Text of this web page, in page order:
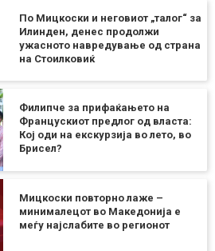
По Мицкоски и неговиот „талог“ за
Илинден, денес продолжи
ужасното навредување од страна
на Стоилковиќ
Филипче за прифаќањето на
Францускиот предлог од власта:
Кој оди на екскурзија во лето, во
Брисел?
Мицкоски повторно лаже –
минималецот во Македонија е
меѓу најслабите во регионот